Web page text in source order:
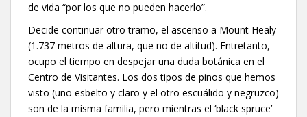
de vida “por los que no pueden hacerlo”.
Decide continuar otro tramo, el ascenso a Mount Healy
(1.737 metros de altura, que no de altitud). Entretanto,
ocupo el tiempo en despejar una duda botánica en el
Centro de Visitantes. Los dos tipos de pinos que hemos
visto (uno esbelto y claro y el otro escuálido y negruzco)
son de la misma familia, pero mientras el ‘black spruce’